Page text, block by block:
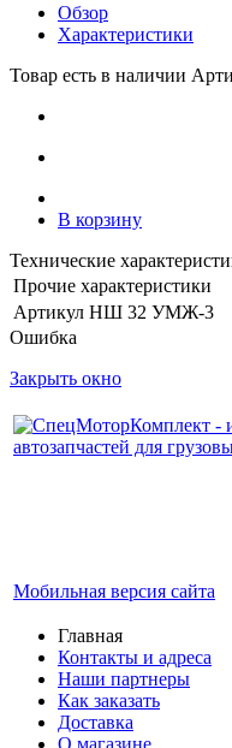
Обзор
Характеристики
Товар есть в наличии
В корзину
Технические
Прочие характеристики
Артикул НШ 32 УМЖ-3
Ошибка
Закрыть окно
Мобильная версия сайта
Главная
Контакты и адреса
Наши партнеры
Как заказать
Доставка
О магазине